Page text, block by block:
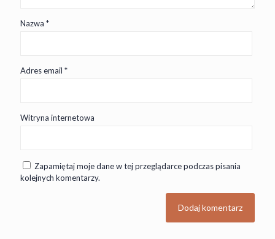
Nazwa *
Adres email *
Witryna internetowa
Zapamiętaj moje dane w tej przeglądarce podczas pisania
kolejnych komentarzy.